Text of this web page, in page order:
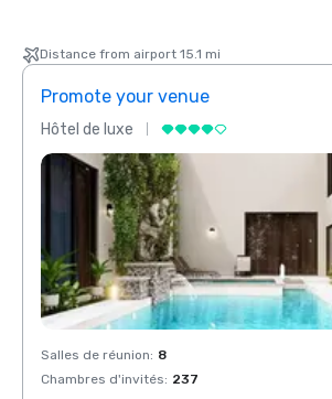
Distance from airport 15.1 mi
Promote your venue
Hôtel de luxe
Salles de réunion: 8
Chambres d'invités: 237